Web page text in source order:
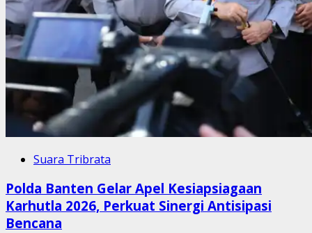
Suara Tribrata
Polda Banten Gelar Apel Kesiapsiagaan
Karhutla 2026, Perkuat Sinergi Antisipasi
Bencana